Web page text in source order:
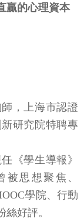
贏的心理資本
，上海市認證
研究院特聘專
《學生導報》
被思想聚焦、
學院、行動
好評。